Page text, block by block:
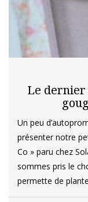
Le dernier
Un peu
présenter notre
Co » paru chez
sommes pris le
permette de